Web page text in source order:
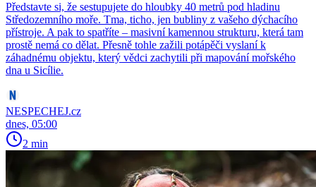
Představte si, že sestupujete do hloubky 40 metrů pod hladinu
Středozemního moře. Tma, ticho, jen bubliny z vašeho dýchacího
přístroje. A pak to spatříte – masivní kamennou strukturu, která tam
prostě nemá co dělat. Přesně tohle zažili potápěči vyslaní k
záhadnému objektu, který vědci zachytili při mapování mořského
dna u Sicílie.
NESPECHEJ.cz
dnes, 05:00
2 min